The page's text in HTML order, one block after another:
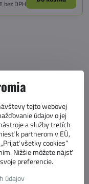
bez DPH
tejto webovej
údajov o jej
a služby tretích
k partnerom v EÚ,
všetky cookies“
Nižšie môžete nájsť
preferencie.
údajov